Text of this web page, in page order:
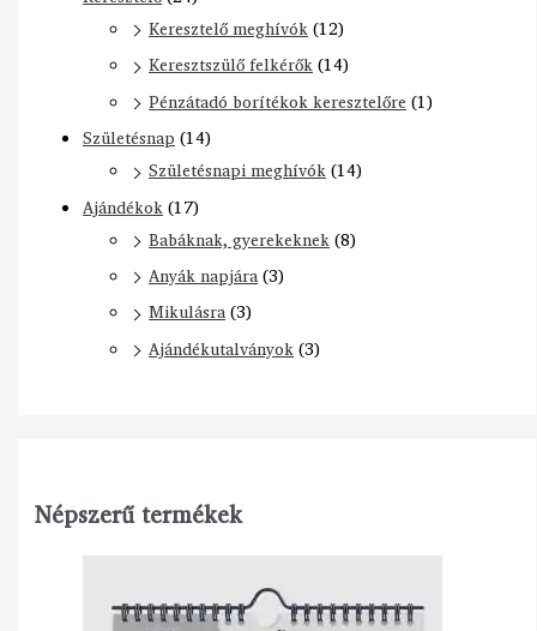
Keresztelő meghívók(12)
Keresztszülő felkérők(14)
Pénzátadó borítékok keresztelőre (1)
Születésnap (14)
Születésnapi meghívók(14)
Ajándékok(17)
Babáknak, gyerekeknek(8)
Anyák napjára(3)
Mikulásra(3)
Ajándékutalványok(3)
Népszerű termékek